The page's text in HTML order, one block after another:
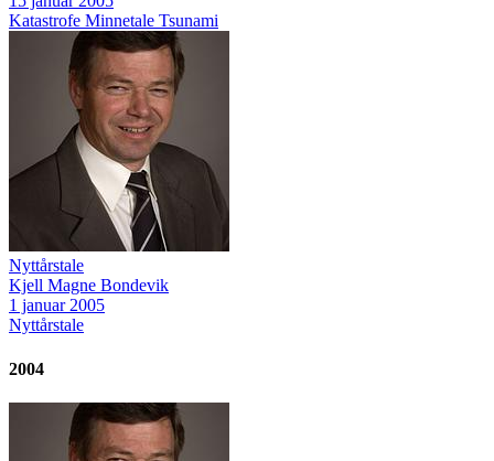
Katastrofe Minnetale Tsunami
Nyttårstale
Kjell Magne Bondevik
1 januar 2005
Nyttårstale
2004